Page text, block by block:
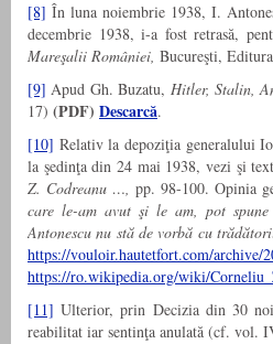
[8] În luna noiembrie 1938, I.
decembrie 1938, i-a fost retrasă,
Mareşalii României, Bucureşti,
[9] Apud Gh. Buzatu, Hitler, Stalin,
17) (PDF) Descarcă.
[10] Relativ la depoziţia generalului
la şedinţa din 24 mai 1938, vezi şi
Z. Codreanu …, pp. 98-100. Opinia
care le-am avut şi le am, pot
Antonescu nu stă de vorbă cu
https://vouloir.hautetfort.com/archive/
https://ro.wikipedia.org/wiki/
[11] Ulterior, prin Decizia din 30
reabilitat iar sentinţa anulată (cf. vol.